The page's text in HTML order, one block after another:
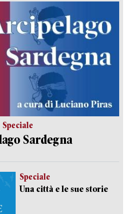
Speciale
Sardegna
Speciale
Una città e le sue storie